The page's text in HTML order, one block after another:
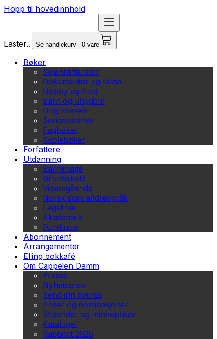
Hopp til hovedinnhold
Laster... Se handlekurv - 0 vare
Bøker
Skjønnlitteratur
Dokumentar og fakta
Hobby og fritid
Barn og ungdom
Ung voksen
Serieromaner
Fagbøker
Skolebøker
Forfattere
Utdanning
Barnehage
Grunnskole
Videregående
Norsk som andrespråk
Fagskole
Akademisk
Forskning
Abonnement
Arrangementer
Elling bokkafé
Om Cappelen Damm
Presse
Nyhetsbrev
Send inn manus
Priser og nominasjoner
Stipender og minnepriser
Kataloger
Rapport 2025